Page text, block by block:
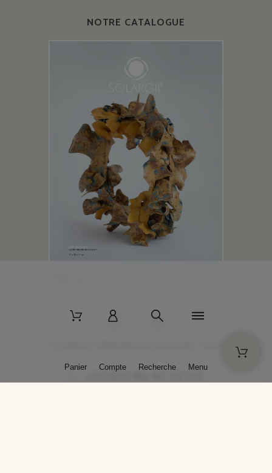
NOTRE CATALOGUE
+33 (0)3 86 45 50 00
Panier Compte Recherche Menu